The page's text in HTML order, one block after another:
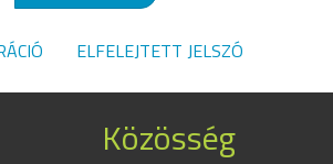
ELFELEJTETT JELSZÓ
Közösség